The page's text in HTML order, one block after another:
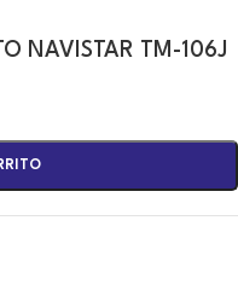
NAVISTAR TM-106J